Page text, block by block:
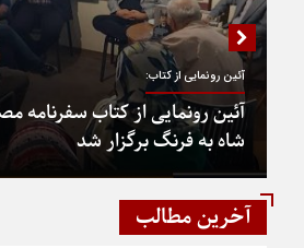
آئین رونمایی از کتاب:
آئین رونمایی از کتاب سفرنامه
شاه به فرنگ برگزار شد
آخرین مطالب